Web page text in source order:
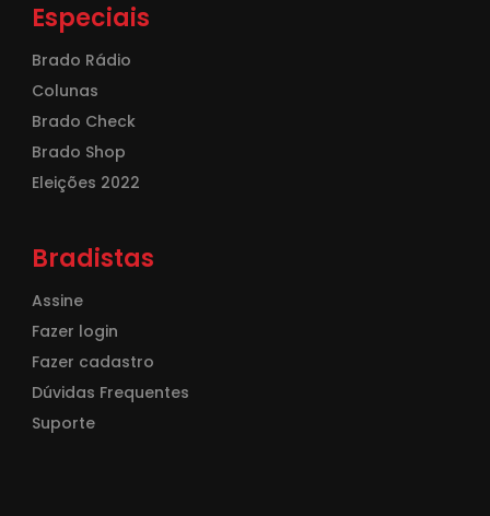
Especiais
Brado Rádio
Colunas
Brado Check
Brado Shop
Eleições 2022
Bradistas
Assine
Fazer login
Fazer cadastro
Dúvidas Frequentes
Suporte